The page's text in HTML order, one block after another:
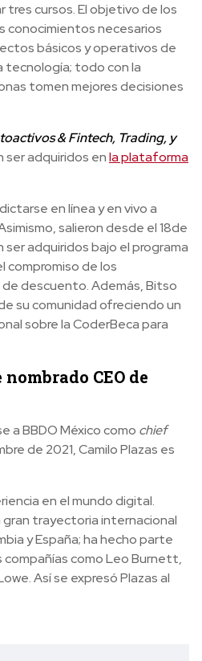
tres cursos. El objetivo de los
conocimientos necesarios
básicos y operativos de
tecnología; todo con la
tomen mejores decisiones
& Fintech, Trading, y
ser adquiridos enla plataforma
en línea y en vivo a
salieron desde el 18de
ser adquiridos bajo el programa
compromiso de los
descuento. Además, Bitso
su comunidad ofreciendo un
sobre la CoderBeca para
CEO de
a BBDO México como chief
de 2021, Camilo Plazas es
en el mundo digital.
trayectoria internacional
y España; ha hecho parte
como Leo Burnett,
Así se expresó Plazas al